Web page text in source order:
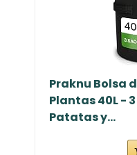
Praknu Bolsa
Plantas 40L -
Patatas y...